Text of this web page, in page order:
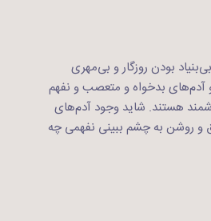
بودن روزگار و بی‌مهری
آدم‌های بدخواه و متعصب و نفهم
هستند. شاید وجود آدم‌های
و روشن به چشم ببینی نفهمی چه